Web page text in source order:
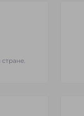
стране.